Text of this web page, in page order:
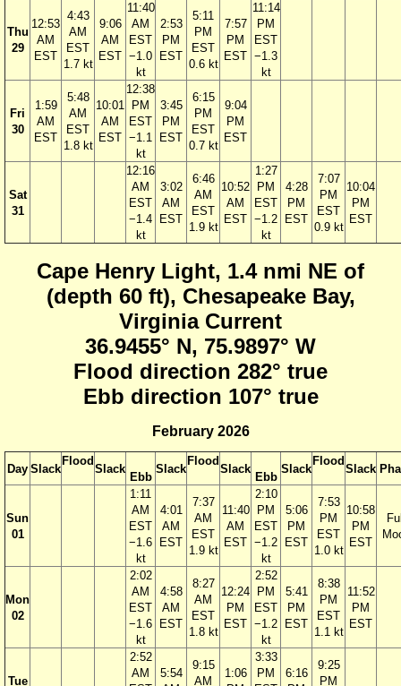
Thu
29
12:53
AM
EST
4:43
AM
EST
1.7 kt
9:06
AM
EST
11:40
AM
EST
−1.0
kt
2:53
PM
EST
5:11
PM
EST
0.6 kt
7:57
PM
EST
11:14
PM
EST
−1.3
kt
Fri
30
1:59
AM
EST
5:48
AM
EST
1.8 kt
10:01
AM
EST
12:38
PM
EST
−1.1
kt
3:45
PM
EST
6:15
PM
EST
0.7 kt
9:04
PM
EST
Sat
31
12:16
AM
EST
−1.4
kt
3:02
AM
EST
6:46
AM
EST
1.9 kt
10:52
AM
EST
1:27
PM
EST
−1.2
kt
4:28
PM
EST
7:07
PM
EST
0.9 kt
10:04
PM
EST
Cape Henry Light, 1.4 nmi NE of
(depth 60 ft), Chesapeake Bay,
Virginia Current
36.9455° N, 75.9897° W
Flood direction 282° true
Ebb direction 107° true
February 2026
Day Slack
Flood
Slack
Ebb
Slack
Flood
Slack
Ebb
Slack
Flood
Slack
Sun
01
1:11
AM
EST
−1.6
kt
4:01
AM
EST
7:37
AM
EST
1.9 kt
11:40
AM
EST
2:10
PM
EST
−1.2
kt
5:06
PM
EST
7:53
PM
EST
1.0 kt
10:58
PM
EST
Mon
02
2:02
AM
EST
−1.6
kt
4:58
AM
EST
8:27
AM
EST
1.8 kt
12:24
PM
EST
2:52
PM
EST
−1.2
kt
5:41
PM
EST
8:38
PM
EST
1.1 kt
11:52
PM
EST
Tue
2:52
AM
5:54
9:15
AM
1:06
3:33
PM
6:16
9:25
PM